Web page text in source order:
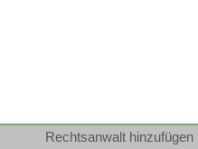
Rechtsanwalt hinzufügen